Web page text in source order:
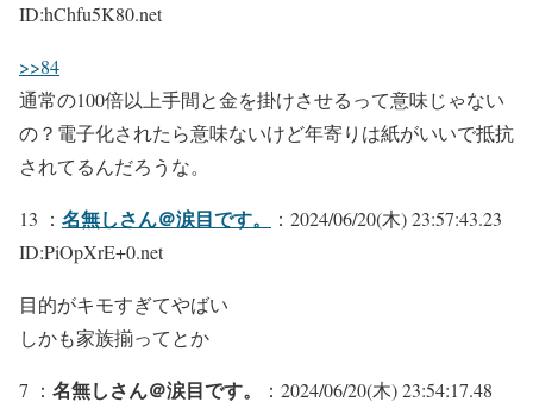
ID:hChfu5K80.net
>>84
通常の100倍以上手間と金を掛けさせるって意味じゃない
の？電子化されたら意味ないけど年寄りは紙がいいで抵抗
されてるんだろうな。
13 ： 名無しさん＠涙目です。
：2024/06/20(木) 23:57:43.23
ID:PiOpXrE+0.net
目的がキモすぎてやばい
しかも家族揃ってとか
7 ： 名無しさん＠涙目です。
：2024/06/20(木) 23:54:17.48